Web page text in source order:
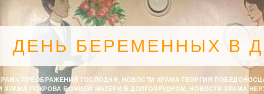
ДЕНЬ БЕРЕМЕННЫХ В
ПРЕОБРАЖЕНИЯ ГОСПОДНЯ , НОВОСТИ ХРАМА ГЕОРГИЯ
ХРАМА ПОКРОВА БОЖИЕЙ МАТЕРИ В ДОЛГОПРУДНОМ , НОВОСТИ ХРАМА